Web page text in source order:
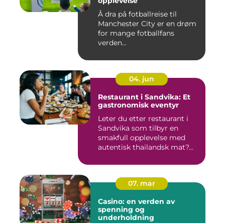
Å dra på fotballreise til
Manchester City er en drøm
for mange fotballfans
verden...
04. jun
Restaurant i Sandvika: Et
gastronomisk eventyr
Leter du etter restaurant i
Sandvika som tilbyr en
smakfull opplevelse med
autentisk thailandsk mat?...
07. mar
Casino: en verden av
spenning og
underholdning